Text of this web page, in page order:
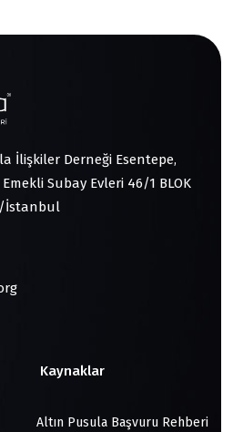
İlişkiler Derneği Esentepe,
Subay Evleri 46/1 BLOK
İstanbul
Kaynaklar
Altın Pusula Başvuru Rehberi